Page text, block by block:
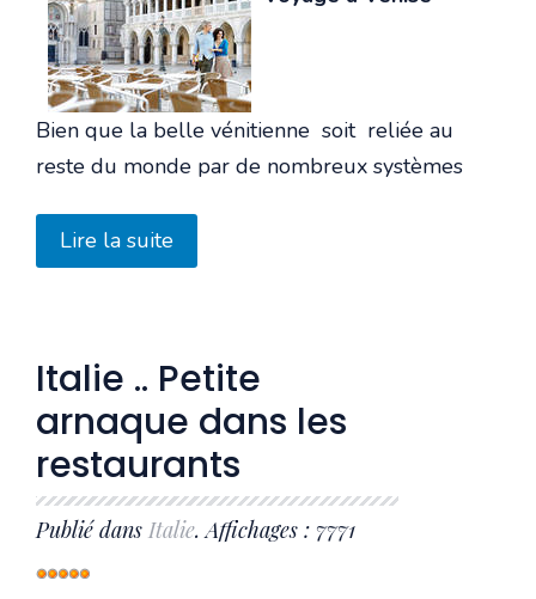
Bien que la belle vénitienne soit reliée au
reste du monde par de nombreux systèmes
Lire la suite
Italie .. Petite
arnaque dans les
restaurants
Publié dans Italie. Affichages : 7771
Vote